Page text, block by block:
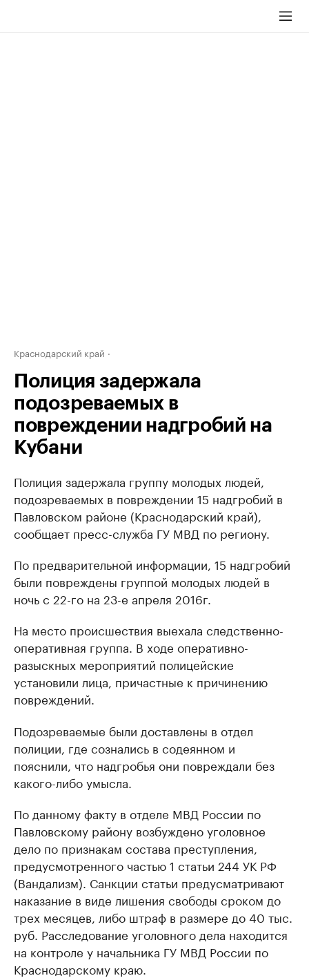
Краснодарский край
Полиция задержала
подозреваемых в
повреждении надгробий на
Кубани
Полиция задержала группу молодых людей,
подозреваемых в повреждении 15 надгробий в
Павловском районе (Краснодарский край),
сообщает пресс-служба ГУ МВД по региону.
По предварительной информации, 15 надгробий
были повреждены группой молодых людей в
ночь с 22-го на 23-е апреля 2016г.
На место происшествия выехала следственно-
оперативная группа. В ходе оперативно-
разыскных мероприятий полицейские
установили лица, причастные к причинению
повреждений.
Подозреваемые были доставлены в отдел
полиции, где сознались в содеянном и
пояснили, что надгробья они повреждали без
какого-либо умысла.
По данному факту в отделе МВД России по
Павловскому району возбуждено уголовное
дело по признакам состава преступления,
предусмотренного частью 1 статьи 244 УК РФ
(Вандализм). Санкции статьи предусматривают
наказание в виде лишения свободы сроком до
трех месяцев, либо штраф в размере до 40 тыс.
руб. Расследование уголовного дела находится
на контроле у начальника ГУ МВД России по
Краснодарскому краю.